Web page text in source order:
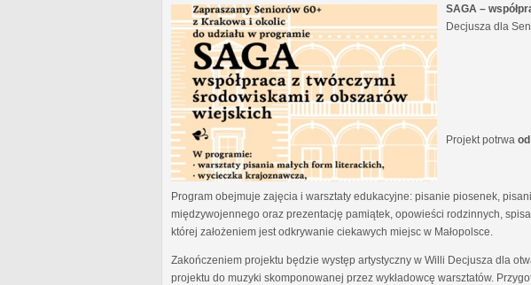
SAGA –
Decjusza dla
Projekt potrwa
Program obejmuje zajęcia i warsztaty edukacyjne: pisanie piosenek,
międzywojennego oraz prezentację pamiątek, opowieści rodzinnych,
której założeniem jest odkrywanie ciekawych miejsc w Małopolsce.
Zakończeniem projektu będzie występ artystyczny w Willi Decjusza dla
projektu do muzyki skomponowanej przez wykładowcę warsztatów.